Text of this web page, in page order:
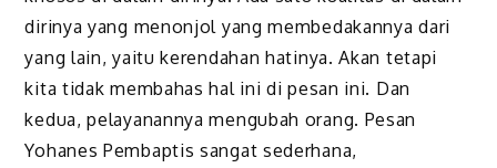
dirinya yang menonjol yang membedakannya dari
yang lain, yaitu kerendahan hatinya. Akan tetapi
kita tidak membahas hal ini di pesan ini. Dan
kedua, pelayanannya mengubah orang. Pesan
Yohanes Pembaptis sangat sederhana,